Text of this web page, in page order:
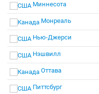
Миннесота
Монреаль
Нью-Джерси
Нэшвилл
Оттава
Питтсбург